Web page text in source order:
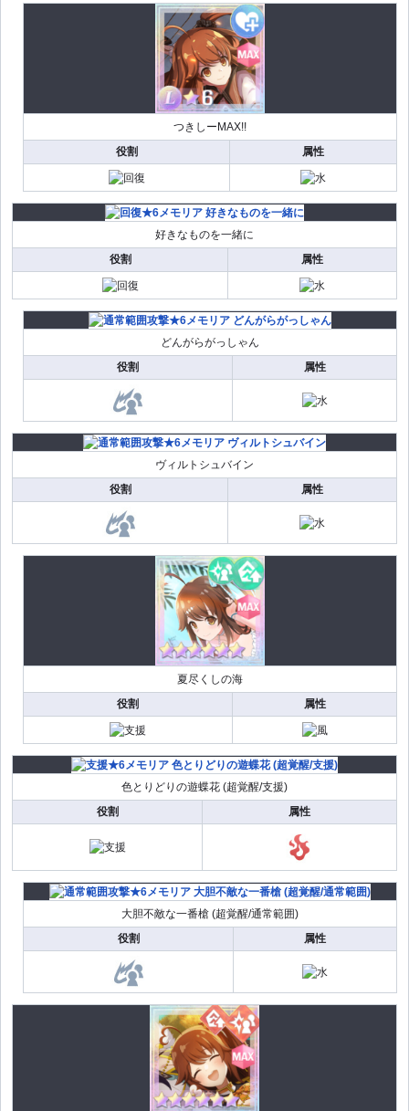
つきしーMAX!!
役割
属性
好きなものを一緒に
役割
属性
どんがらがっしゃん
役割
属性
ヴィルトシュバイン
役割
属性
夏尽くしの海
役割
属性
色とりどりの遊蝶花 (超覚醒/支援)
役割
属性
大胆不敵な一番槍 (超覚醒/通常範囲)
役割
属性